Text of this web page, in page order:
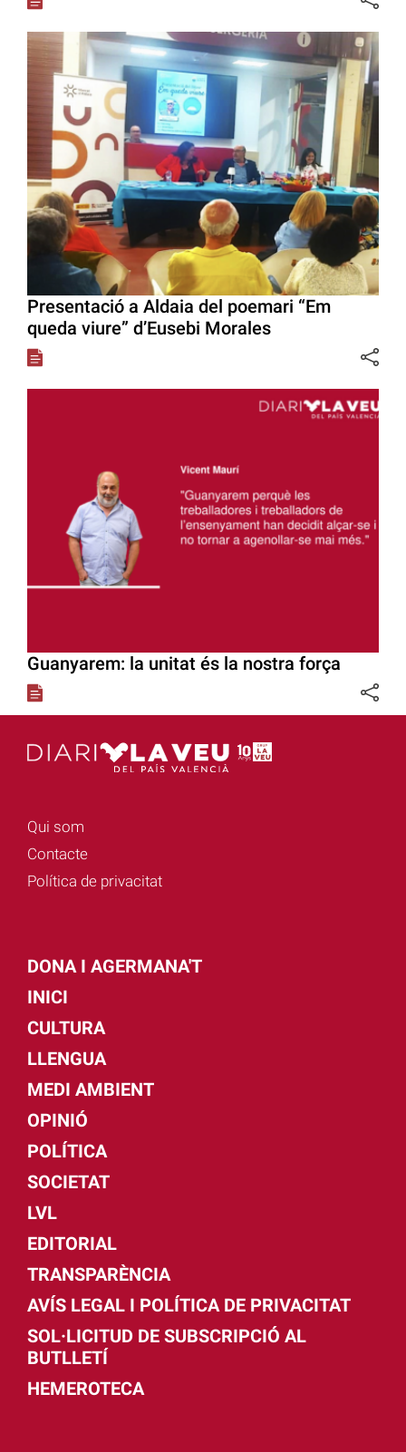
Presentació a Aldaia del poemari “Em
queda viure” d’Eusebi Morales
Guanyarem: la unitat és la nostra força
Qui som
Contacte
Política de privacitat
DONA I AGERMANA'T
INICI
CULTURA
LLENGUA
MEDI AMBIENT
OPINIÓ
POLÍTICA
SOCIETAT
LVL
EDITORIAL
TRANSPARÈNCIA
AVÍS LEGAL I POLÍTICA DE PRIVACITAT
SOL·LICITUD DE SUBSCRIPCIÓ AL
BUTLLETÍ
HEMEROTECA